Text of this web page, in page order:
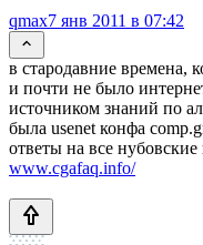
qmax7 янв 2011 в 07:42
в стародавние времена,
и почти не было
источником знаний по
была usenet конфа
ответы на все
www.cgafaq.info/